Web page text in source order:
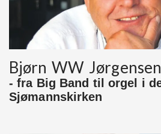
Bjørn WW Jørgensen
- fra Big Band til orgel i
Sjømannskirken